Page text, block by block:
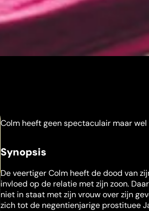
Colm heeft geen spectaculair maar
Synopsis
De veertiger Colm heeft de dood van
invloed op de relatie met zijn zoon.
niet in staat met zijn vrouw over zijn
zich tot de negentienjarige prostituee